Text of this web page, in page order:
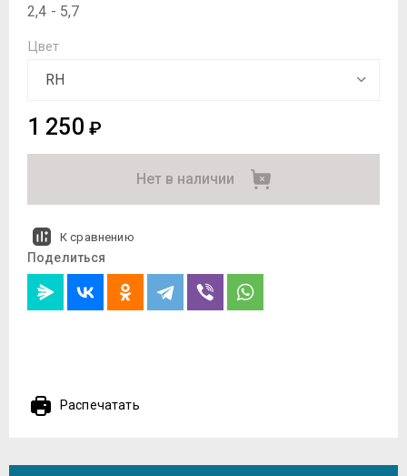
2,4 - 5,7
Цвет
1 250 ₽
Нет в наличии
К сравнению
Поделиться
Распечатать